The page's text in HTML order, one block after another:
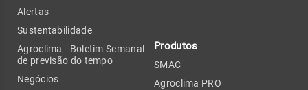
Alertas
Sustentabilidade
Agroclima - Boletim Semanal
de previsão do tempo
Negócios
Produtos
SMAC
Agroclima PRO